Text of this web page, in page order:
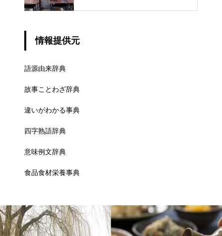
情報提供元
語源由来辞典
故事ことわざ辞典
違いがわかる事典
四字熟語辞典
意味例文辞典
食品食材栄養事典